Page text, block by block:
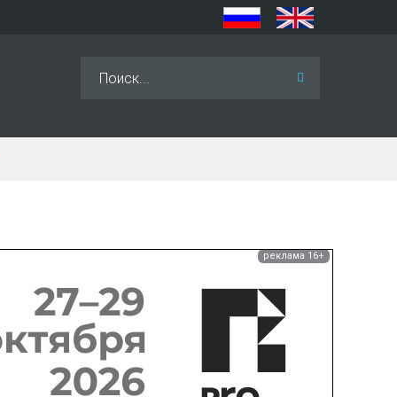
реклама 16+